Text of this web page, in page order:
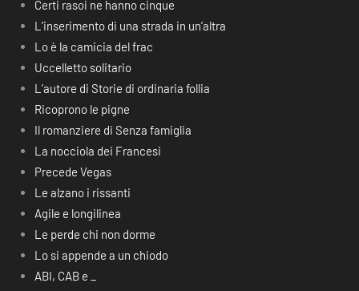
Certi rasoi ne hanno cinque
L’inserimento di una strada in un’altra
Lo è la camicia del frac
Uccelletto solitario
L’autore di Storie di ordinaria follia
Ricoprono le pigne
Il romanziere di Senza famiglia
La nocciola dei Francesi
Precede Vegas
Le alzano i rissanti
Agile e longilinea
Le perde chi non dorme
Lo si appende a un chiodo
ABI, CAB e _